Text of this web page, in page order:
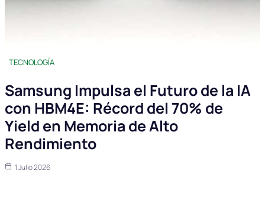
TECNOLOGÍA
Samsung Impulsa el Futuro de la IA
con HBM4E: Récord del 70% de
Yield en Memoria de Alto
Rendimiento
1 Julio 2026